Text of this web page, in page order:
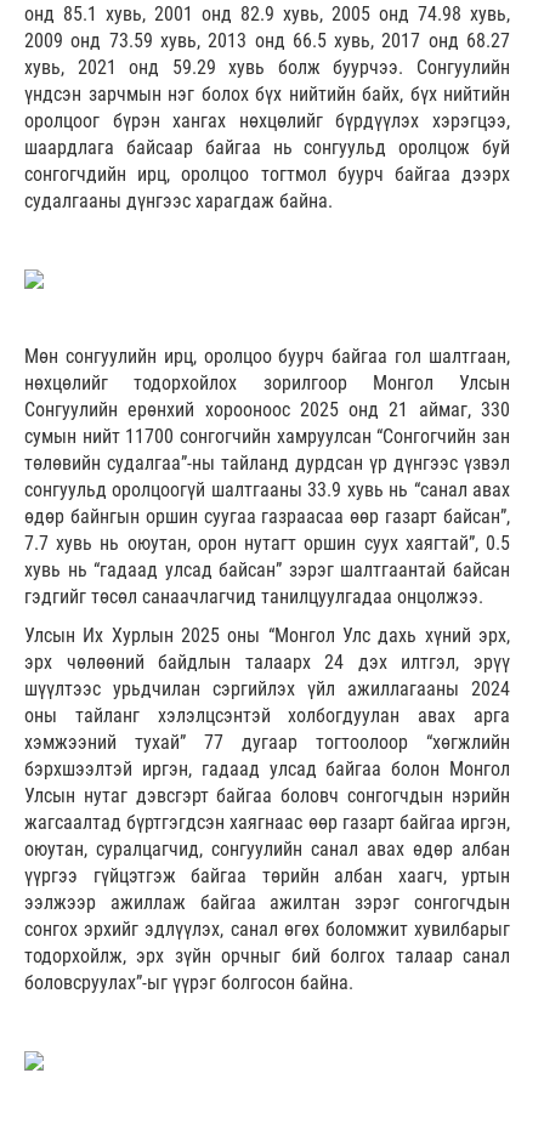
онд 85.1 хувь, 2001 онд 82.9 хувь, 2005 онд 74.98 хувь,
2009 онд 73.59 хувь, 2013 онд 66.5 хувь, 2017 онд 68.27
хувь, 2021 онд 59.29 хувь болж буурчээ. Сонгуулийн
үндсэн зарчмын нэг болох бүх нийтийн байх, бүх нийтийн
оролцоог бүрэн хангах нөхцөлийг бүрдүүлэх хэрэгцээ,
шаардлага байсаар байгаа нь сонгуульд оролцож буй
сонгогчдийн ирц, оролцоо тогтмол буурч байгаа дээрх
судалгааны дүнгээс харагдаж байна.
Мөн сонгуулийн ирц, оролцоо буурч байгаа гол шалтгаан,
нөхцөлийг тодорхойлох зорилгоор Монгол Улсын
Сонгуулийн ерөнхий хорооноос 2025 онд 21 аймаг, 330
сумын нийт 11700 сонгогчийн хамруулсан “Сонгогчийн зан
төлөвийн судалгаа”-ны тайланд дурдсан үр дүнгээс үзвэл
сонгуульд оролцоогүй шалтгааны 33.9 хувь нь “санал авах
өдөр байнгын оршин суугаа газраасаа өөр газарт байсан”,
7.7 хувь нь оюутан, орон нутагт оршин суух хаягтай”, 0.5
хувь нь “гадаад улсад байсан” зэрэг шалтгаантай байсан
гэдгийг төсөл санаачлагчид танилцуулгадаа онцолжээ.
Улсын Их Хурлын 2025 оны “Монгол Улс дахь хүний эрх,
эрх чөлөөний байдлын талаарх 24 дэх илтгэл, эрүү
шүүлтээс урьдчилан сэргийлэх үйл ажиллагааны 2024
оны тайланг хэлэлцсэнтэй холбогдуулан авах арга
хэмжээний тухай” 77 дугаар тогтоолоор “хөгжлийн
бэрхшээлтэй иргэн, гадаад улсад байгаа болон Монгол
Улсын нутаг дэвсгэрт байгаа боловч сонгогчдын нэрийн
жагсаалтад бүртгэгдсэн хаягнаас өөр газарт байгаа иргэн,
оюутан, суралцагчид, сонгуулийн санал авах өдөр албан
үүргээ гүйцэтгэж байгаа төрийн албан хаагч, уртын
ээлжээр ажиллаж байгаа ажилтан зэрэг сонгогчдын
сонгох эрхийг эдлүүлэх, санал өгөх боломжит хувилбарыг
тодорхойлж, эрх зүйн орчныг бий болгох талаар санал
боловсруулах”-ыг үүрэг болгосон байна.